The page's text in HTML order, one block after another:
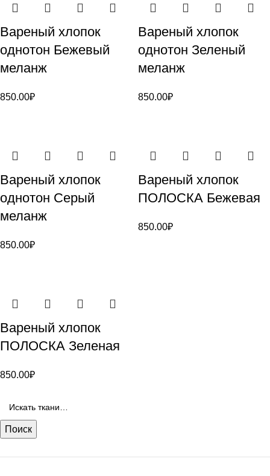
Поиск
Вареный хлопок
однотон Бежевый
меланж
850.00₽
Вареный хлопок
однотон Зеленый
меланж
850.00₽
Вареный хлопок
однотон Серый
меланж
850.00₽
Вареный хлопок
ПОЛОСКА Бежевая
850.00₽
Вареный хлопок
ПОЛОСКА Зеленая
850.00₽